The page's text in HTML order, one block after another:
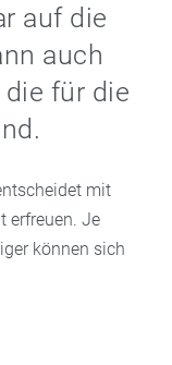
auf die
auch
für die
mit
erfreuen. Je
können sich